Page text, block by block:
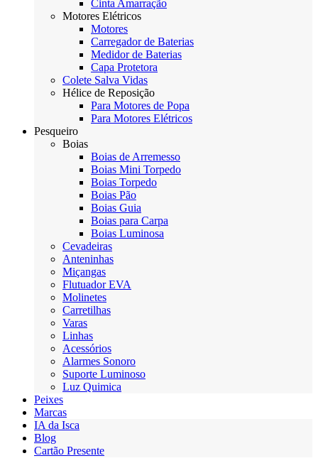
Cinta Amarração
Motores Elétricos
Motores
Carregador de Baterias
Medidor de Baterias
Capa Protetora
Colete Salva Vidas
Hélice de Reposição
Para Motores de Popa
Para Motores Elétricos
Pesqueiro
Boias
Boias de Arremesso
Boias Mini Torpedo
Boias Torpedo
Boias Pão
Boias Guia
Boias para Carpa
Boias Luminosa
Cevadeiras
Anteninhas
Miçangas
Flutuador EVA
Molinetes
Carretilhas
Varas
Linhas
Acessórios
Alarmes Sonoro
Suporte Luminoso
Luz Quimica
Peixes
Marcas
IA da Isca
Blog
Cartão Presente